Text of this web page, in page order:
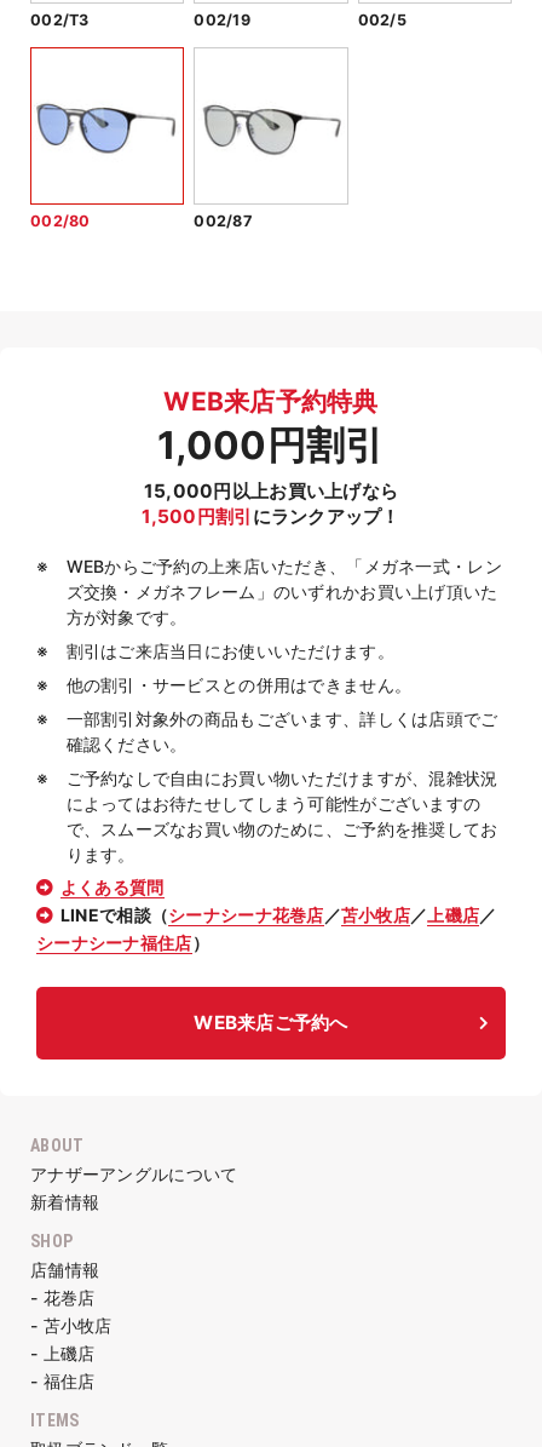
002/T3 002/19 002/5
002/80 002/87
WEB来店予約特典
1,000円割引
15,000円以上お買い上げなら
1,500円割引 にランクアップ！
WEBからご予約の上来店いただき、「メガネ一式・レン
ズ交換・メガネフレーム」のいずれかお買い上げ頂いた
方が対象です。
割引はご来店当日にお使いいただけます。
他の割引・サービスとの併用はできません。
一部割引対象外の商品もございます、詳しくは店頭でご
確認ください。
ご予約なしで自由にお買い物いただけますが、混雑状況
によってはお待たせしてしまう可能性がございますの
で、スムーズなお買い物のために、ご予約を推奨してお
ります。
よくある質問
LINEで相談（シーナシーナ花巻店 ／苫小牧店／ 上磯店／
シーナシーナ福住店）
WEB来店ご予約へ
ABOUT
アナザーアングルについて
新着情報
SHOP
店舗情報
- 花巻店
- 苫小牧店
- 上磯店
- 福住店
ITEMS